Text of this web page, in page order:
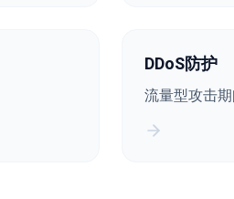
DDoS防护
流量型攻击期